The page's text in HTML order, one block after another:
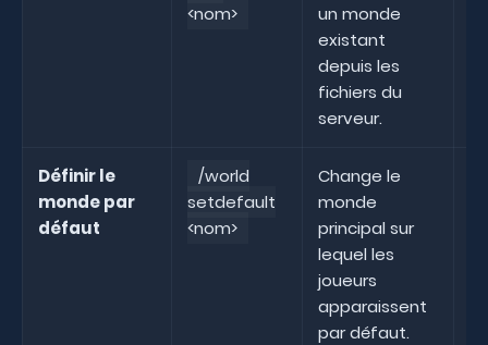
<nom>
un monde
existant
depuis les
fichiers du
serveur.
Définir le
monde par
défaut
/world
setdefault
<nom>
Change le
monde
principal sur
lequel les
joueurs
apparaissent
par défaut.